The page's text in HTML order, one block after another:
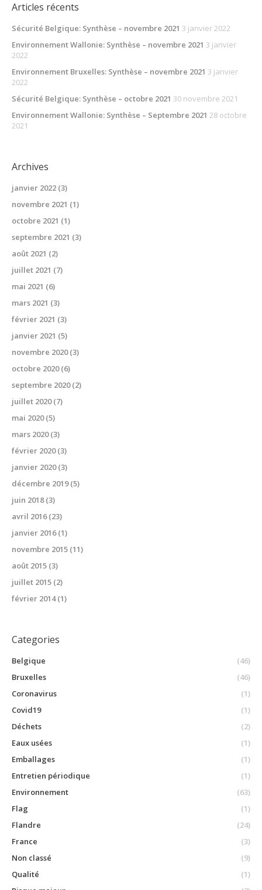
Articles récents
Sécurité Belgique: Synthèse – novembre 2021 3 janvier 2022
Environnement Wallonie: Synthèse – novembre 2021 3 janvier
2022
Environnement Bruxelles: Synthèse – novembre 2021 3 janvier
2022
Sécurité Belgique: Synthèse – octobre 2021 30 novembre 2021
Environnement Wallonie: Synthèse – Septembre 2021 28 octobre
2021
Archives
janvier 2022 (3)
novembre 2021 (1)
octobre 2021 (1)
septembre 2021 (3)
août 2021 (2)
juillet 2021 (7)
mai 2021 (6)
mars 2021 (3)
février 2021 (3)
janvier 2021 (5)
novembre 2020(3)
octobre 2020(6)
septembre 2020(2)
juillet 2020(7)
mai 2020(5)
mars 2020(3)
février 2020(3)
janvier 2020(3)
décembre 2019(5)
juin 2018(3)
avril 2016(23)
janvier 2016(1)
novembre 2015 (11)
août 2015 (3)
juillet 2015 (2)
février 2014(1)
Categories
Belgique
(46)
Bruxelles
(46)
Coronavirus
(1)
Covid19
(1)
Déchets
(2)
Eaux usées
(1)
Emballages
(1)
Entretien périodique
(1)
Environnement
(63)
Flag
(1)
Flandre
(24)
France
(3)
Non classé
(9)
Qualité
(1)